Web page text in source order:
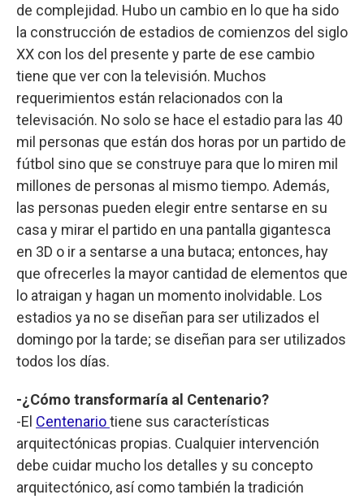
de complejidad. Hubo un cambio en lo que ha sido
la construcción de estadios de comienzos del siglo
XX con los del presente y parte de ese cambio
tiene que ver con la televisión. Muchos
requerimientos están relacionados con la
televisación. No solo se hace el estadio para las 40
mil personas que están dos horas por un partido de
fútbol sino que se construye para que lo miren mil
millones de personas al mismo tiempo. Además,
las personas pueden elegir entre sentarse en su
casa y mirar el partido en una pantalla gigantesca
en 3D o ir a sentarse a una butaca; entonces, hay
que ofrecerles la mayor cantidad de elementos que
lo atraigan y hagan un momento inolvidable. Los
estadios ya no se diseñan para ser utilizados el
domingo por la tarde; se diseñan para ser utilizados
todos los días.
-¿Cómo transformaría al Centenario?
-El Centenariotiene sus características
arquitectónicas propias. Cualquier intervención
debe cuidar mucho los detalles y su concepto
arquitectónico, así como también la tradición